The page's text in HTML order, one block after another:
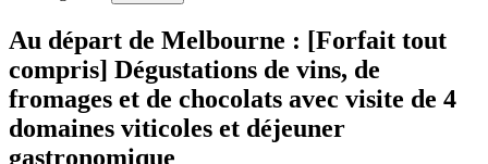
Au départ de Melbourne : [Forfait tout
compris] Dégustations de vins, de
fromages et de chocolats avec visite de 4
domaines viticoles et déjeuner
gastronomique